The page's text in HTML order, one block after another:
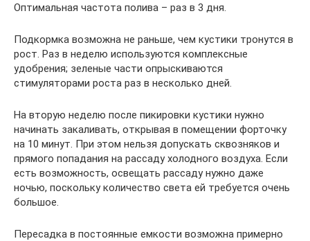
Оптимальная частота полива – раз в 3 дня.
Подкормка возможна не раньше, чем кустики тронутся в
рост. Раз в неделю используются комплексные
удобрения; зеленые части опрыскиваются
стимуляторами роста раз в несколько дней.
На вторую неделю после пикировки кустики нужно
начинать закаливать, открывая в помещении форточку
на 10 минут. При этом нельзя допускать сквозняков и
прямого попадания на рассаду холодного воздуха. Если
есть возможность, освещать рассаду нужно даже
ночью, поскольку количество света ей требуется очень
большое.
Пересадка в постоянные емкости возможна примерно